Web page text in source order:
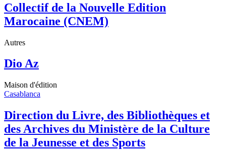
Collectif de la Nouvelle Edition
Marocaine (CNEM)
Autres
Dio Az
Maison d'édition
Casablanca
Direction du Livre, des Bibliothèques et
des Archives du Ministère de la Culture
de la Jeunesse et des Sports